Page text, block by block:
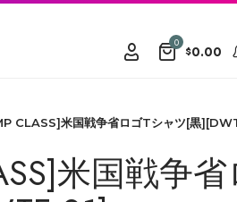
0
$0.00
CLASS]米国戦争省ロゴTシャツ[黒
米国戦争